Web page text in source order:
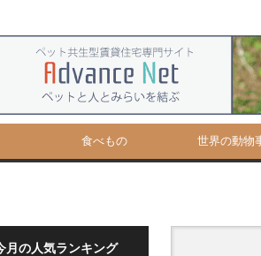
食べもの 世界の動物
月の人気ランキング